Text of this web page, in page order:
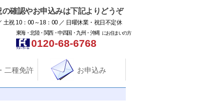
確認やお申込みは下記よりどうぞ
祝 10：00～18：00 ／ 日曜休業・祝日不定休
東海・北陸・関西・中四国・九州・沖縄 にお住まいの方
0120-68-6768
二種免許 お申込み